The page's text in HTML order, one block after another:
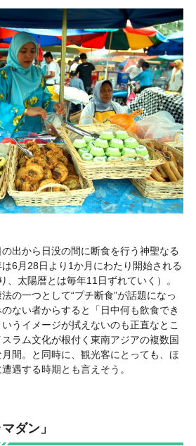
出から日没の間に断食を行う神聖なる
6月28日より1か月にわたり開始される
、太陽暦とは毎年11日ずれていく）。
の一つとして“プチ断食”が話題になっ
ない者からすると「日中何も飲食でき
うイメージが拭えないのも正直なとこ
ラム文化が根付く東南アジアの複数国
間。と同時に、観光客にとっても、ほ
遇する時期とも言えそう。
ダン」